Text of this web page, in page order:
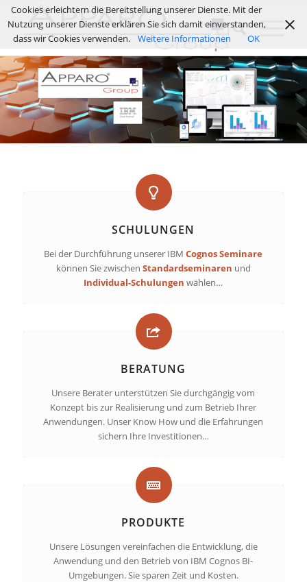
SCHULUNGEN
Bei der Durchführung unserer IBMCognos Seminare
können Sie zwischen Standardseminaren und
Individual-Schulungen wählen…
BERATUNG
Unsere Berater unterstützen Sie durchgängig vom
Konzept bis zur Realisierung und zum Betrieb Ihrer
Anwendungen. Unser Know How und die Erfahrungen
sichern Ihre Investitionen…
PRODUKTE
Unsere Lösungen vereinfachen die Entwicklung, die
Anwendung und den Betrieb von IBM Cognos BI-
Umgebungen. Sie sparen Zeit und Kosten.
Cookies erleichtern die Bereitstellung unserer Dienste. Mit der
Nutzung unserer Dienste erklären Sie sich damit einverstanden,
dass wir Cookies verwenden.
Weitere Informationen OK